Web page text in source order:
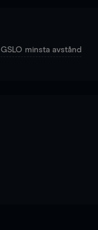
GSLO minsta avstånd